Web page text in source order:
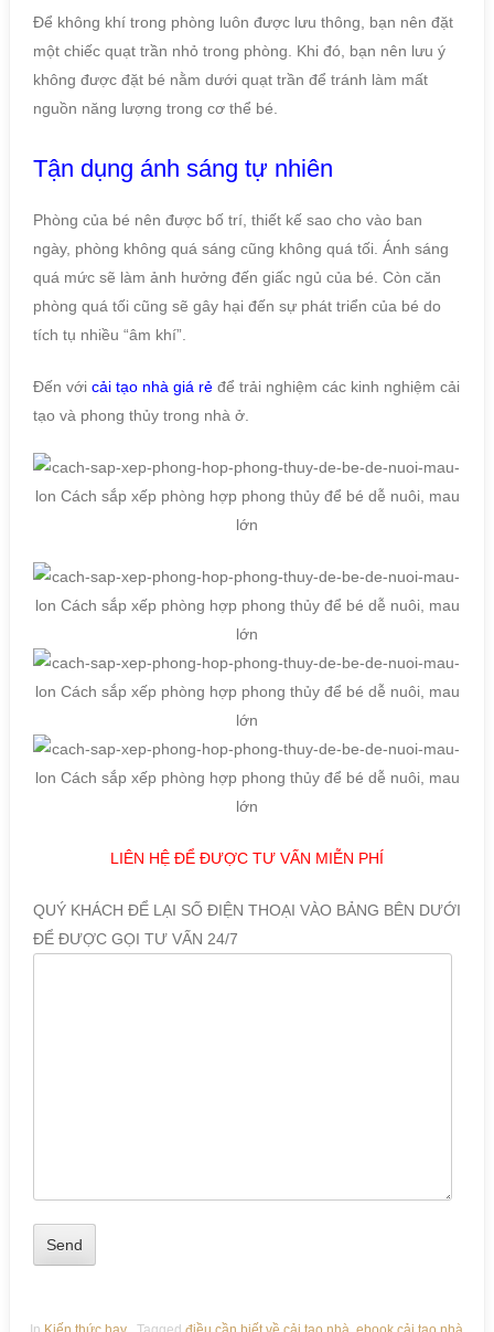
Để không khí trong phòng luôn được lưu thông, bạn nên đặt
một chiếc quạt trần nhỏ trong phòng. Khi đó, bạn nên lưu ý
không được đặt bé nằm dưới quạt trần để tránh làm mất
nguồn năng lượng trong cơ thể bé.
Tận dụng ánh sáng tự nhiên
Phòng của bé nên được bố trí, thiết kế sao cho vào ban
ngày, phòng không quá sáng cũng không quá tối. Ánh sáng
quá mức sẽ làm ảnh hưởng đến giấc ngủ của bé. Còn căn
phòng quá tối cũng sẽ gây hại đến sự phát triển của bé do
tích tụ nhiều “âm khí”.
Đến với cải tạo nhà giá rẻ để trải nghiệm các kinh nghiệm cải
tạo và phong thủy trong nhà ở.
LIÊN HỆ ĐỂ ĐƯỢC TƯ VẤN MIỄN PHÍ
QUÝ KHÁCH ĐỂ LẠI SỐ ĐIỆN THOẠI VÀO BẢNG BÊN DƯỚI
ĐỂ ĐƯỢC GỌI TƯ VẤN 24/7